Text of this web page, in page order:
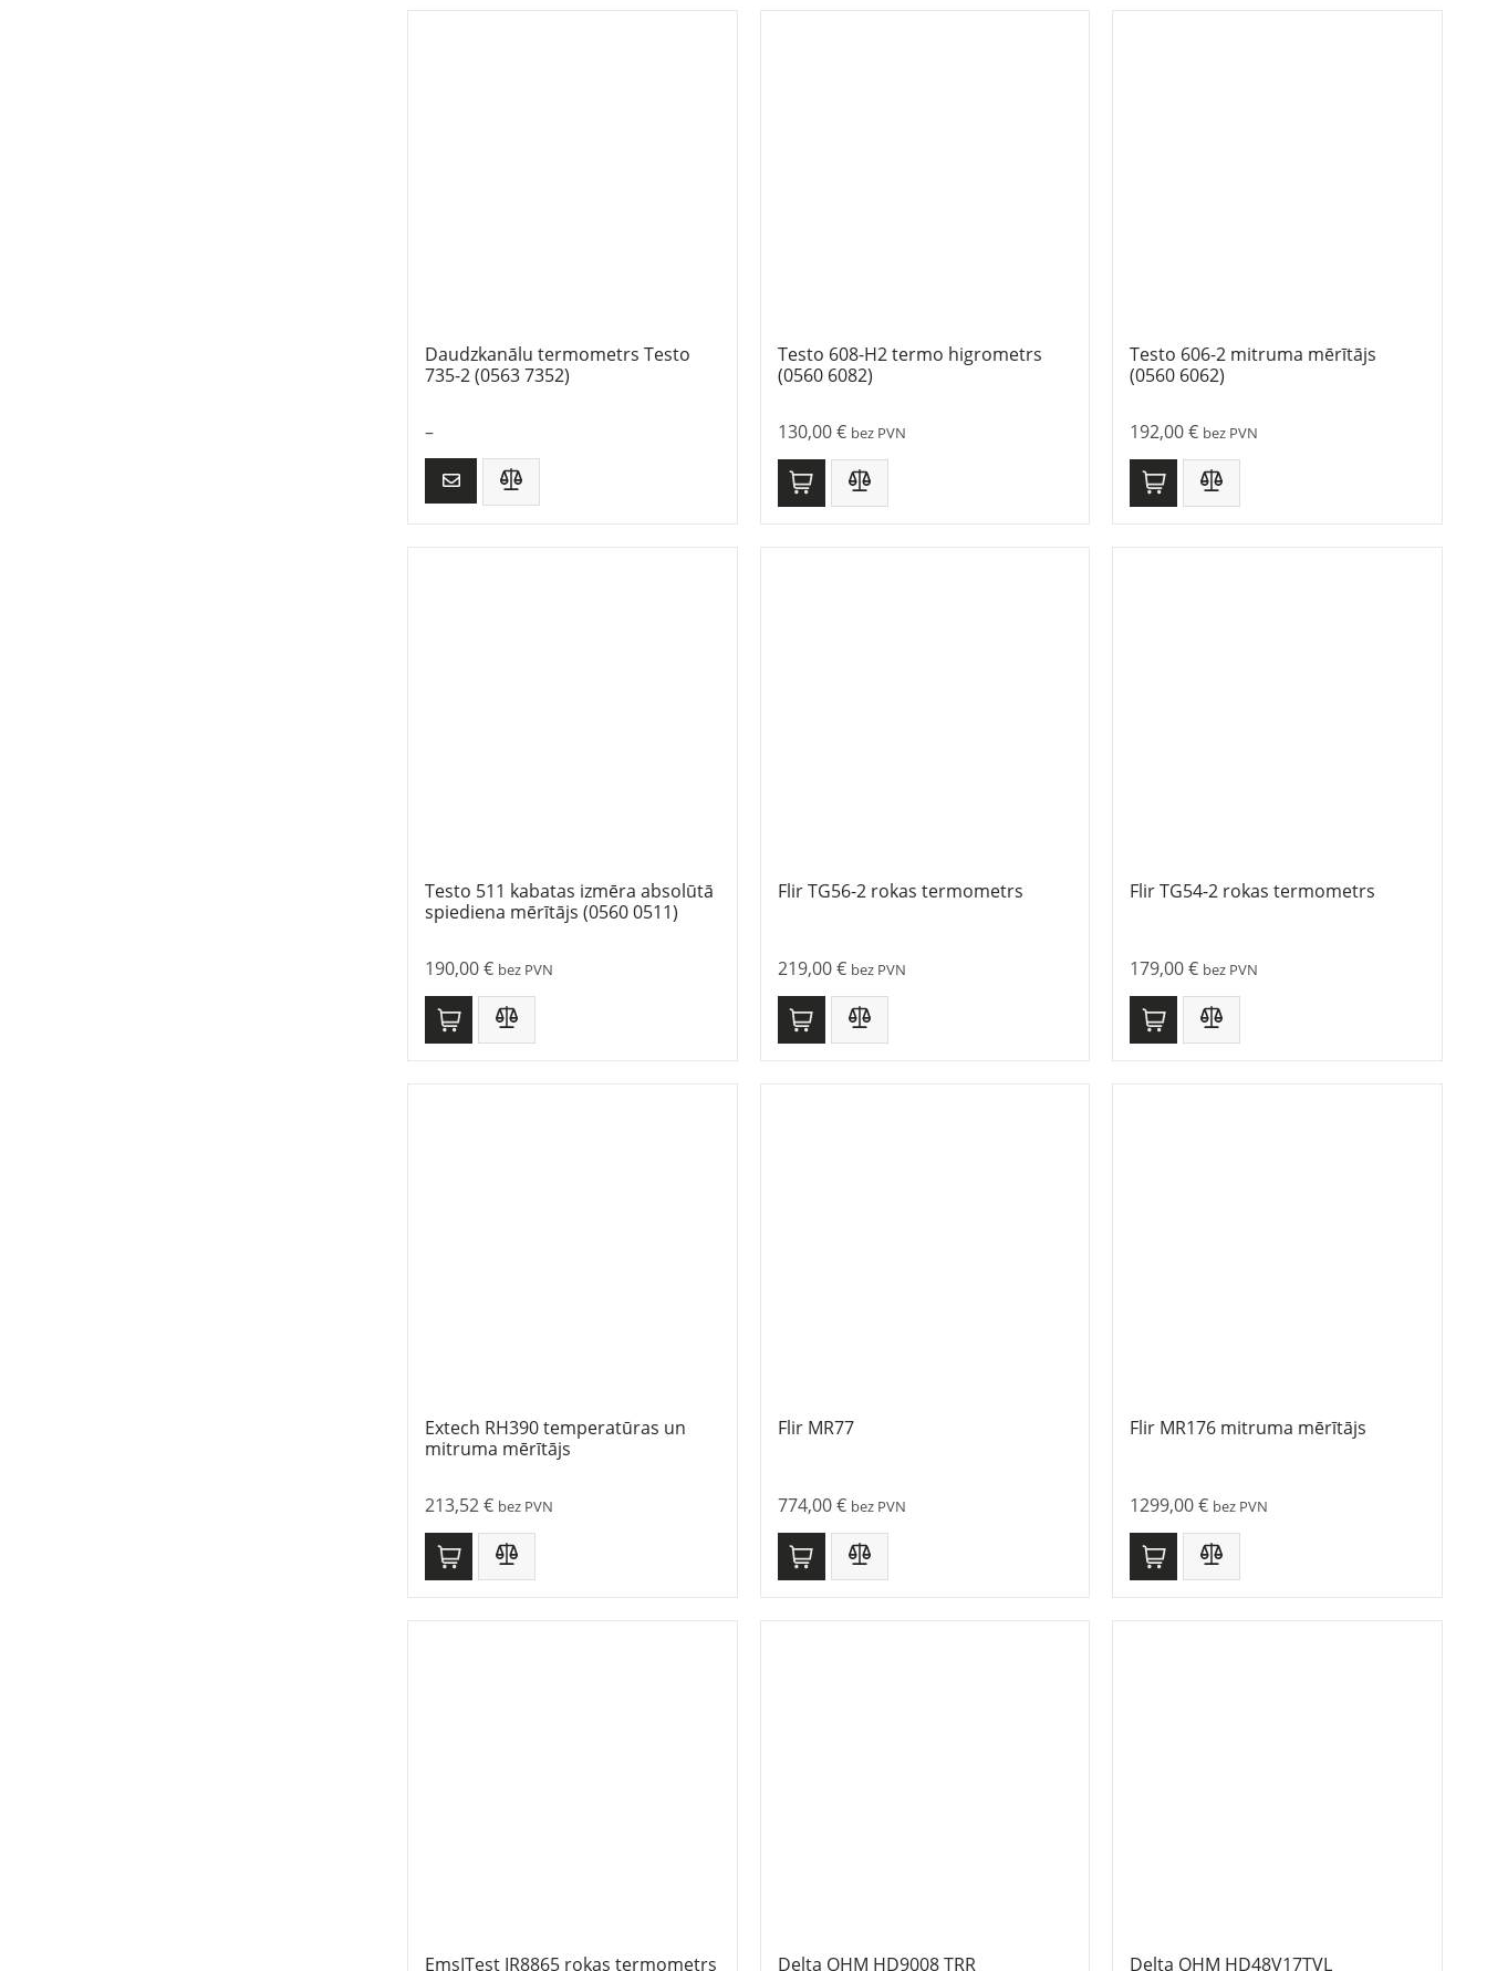
Daudzkanālu termometrs Testo
735-2 (0563 7352)
–
Testo 608-H2 termo higrometrs
(0560 6082)
130,00€ bez PVN
Testo 606-2 mitruma mērītājs
(0560 6062)
192,00€ bez PVN
Testo 511 kabatas izmēra absolūtā
spiediena mērītājs (0560 0511)
190,00€ bez PVN
Flir TG56-2 rokas termometrs
219,00€ bez PVN
Flir TG54-2 rokas termometrs
179,00€ bez PVN
Extech RH390 temperatūras un
mitruma mērītājs
213,52€ bez PVN
Flir MR77
774,00€ bez PVN
Flir MR176 mitruma mērītājs
1299,00€ bez PVN
EmsITest IR8865 rokas termometrs Delta OHM HD9008 TRR Delta OHM HD48V17TVL